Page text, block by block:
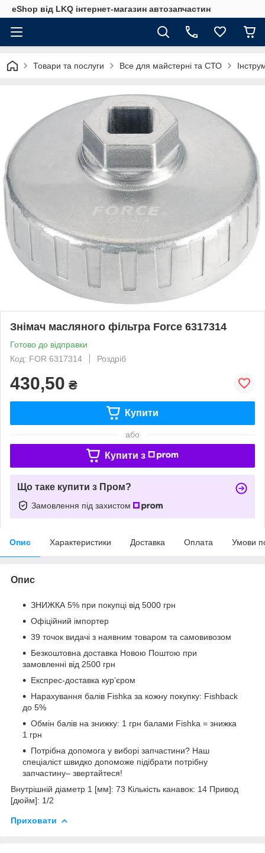
eShop від LKQ інтернет-магазин автозапчастин
Товари та послуги Все для майстерні та СТО
Знімач масляного фільтра Force 6317314
Готово до відправки
Код: FOR 6317314
Роздріб
430,50 ₴
Купити
або
Купити з
Що таке купити з Пром?
Замовлення під захистом
Опис Характеристики Доставка Оплата Умови
Опис
ЗНИЖКА 5% при покупці від 5000 грн
Офіційний імпортер
39 точок видачі з наявним товаром та самовивозом
Безкоштовна доставка Новою Поштою при
замовленні від 2500 грн
Експрес-доставка кур’єром
Нарахування балів Fishka за кожну покупку: Fishback
до 5%
Обмін балів на знижку: 1 грн балами Fishka = знижка
1 грн
Потрібна допомога у виборі запчастини? Наш
спеціаліст швидко допоможе підібрати потрібну
запчастину– звертайтеся!
Внутрішній діаметр 1 [мм]: 73 Кількість канавок: 14 Привод
[дюйм]: 1/2
Приховати